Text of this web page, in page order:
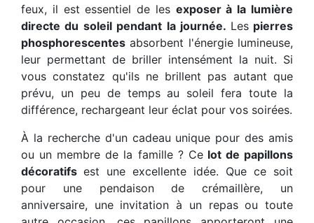
feux, il est essentiel de les exposer à la lumière
directe du soleil pendant la journée. Lespierres
phosphorescentes absorbent l'énergie lumineuse,
leur permettant de briller intensément la nuit. Si
vous constatez qu'ils ne brillent pas autant que
prévu, un peu de temps au soleil fera toute la
différence, rechargeant leur éclat pour vos soirées.
À la recherche d'un cadeau unique pour des amis
ou un membre de la famille ? Celot de papillons
décoratifs est une excellente idée. Que ce soit
pour une pendaison de crémaillère, un
anniversaire, une invitation à un repas ou toute